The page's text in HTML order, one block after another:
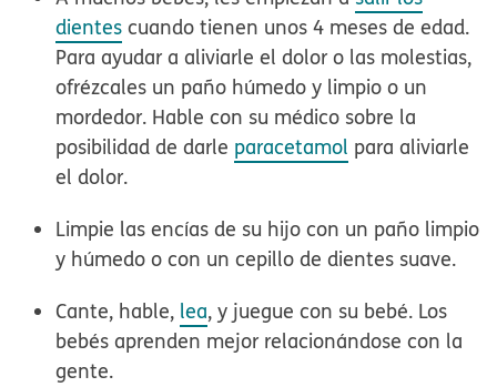
dientes cuando tienen unos 4 meses de edad.
Para ayudar a aliviarle el dolor o las molestias,
ofrézcales un paño húmedo y limpio o un
mordedor. Hable con su médico sobre la
posibilidad de darle paracetamol para aliviarle
el dolor.
Limpie las encías de su hijo con un paño limpio
y húmedo o con un cepillo de dientes suave.
Cante, hable, lea, y juegue con su bebé. Los
bebés aprenden mejor relacionándose con la
gente.